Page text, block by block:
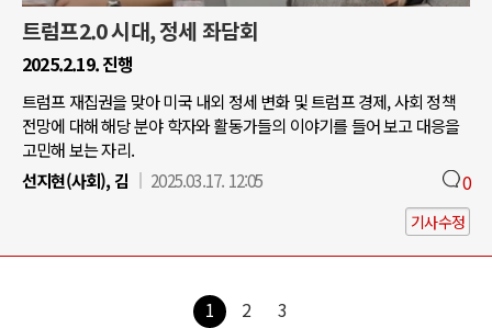
트럼프2.0 시대, 정세 좌담회
2025.2.19. 진행
트럼프 재집권을 맞아 미국 내외 정세 변화 및 트럼프 경제, 사회 정책
전망에 대해 해당 분야 학자와 활동가들의 이야기를 들어 보고 대응을
고민해 보는 자리.
선지현(사회), 김
2025.03.17. 12:05 0
기사수정
1 2 3